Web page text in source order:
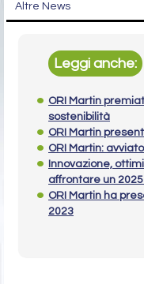
Altre News
Leggi anche:
ORI Martin
sostenibilità
ORI Martin
ORI Martin:
Innovazione,
affrontare un
ORI Martin ha
2023